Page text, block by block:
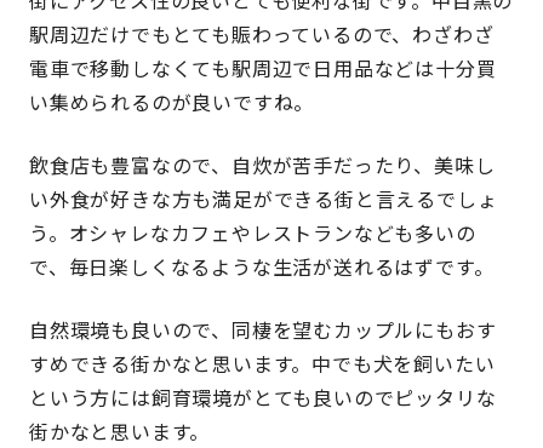
駅周辺だけでもとても賑わっているので、わざわざ
電車で移動しなくても駅周辺で日用品などは十分買
い集められるのが良いですね。
飲食店も豊富なので、自炊が苦手だったり、美味し
い外食が好きな方も満足ができる街と言えるでしょ
う。オシャレなカフェやレストランなども多いの
で、毎日楽しくなるような生活が送れるはずです。
自然環境も良いので、同棲を望むカップルにもおす
すめできる街かなと思います。中でも犬を飼いたい
という方には飼育環境がとても良いのでピッタリな
街かなと思います。